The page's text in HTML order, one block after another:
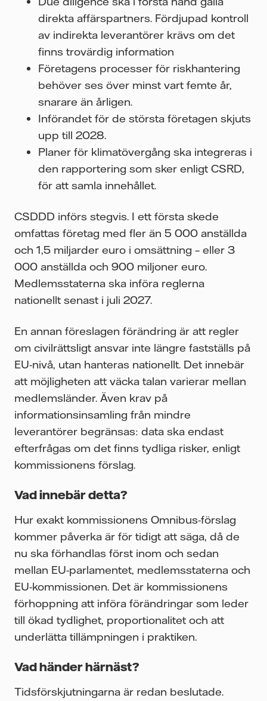
direkta affärspartners. Fördjupad kontroll
av indirekta leverantörer krävs om det
finns trovärdig information
Företagens processer för riskhantering
behöver ses över minst vart femte år,
snarare än årligen.
Införandet för de största företagen skjuts
upp till 2028.
Planer för klimatövergång ska integreras i
den rapportering som sker enligt CSRD,
för att samla innehållet.
CSDDD införs stegvis. I ett första skede
omfattas företag med fler än 5 000 anställda
och 1,5 miljarder euro i omsättning – eller 3
000 anställda och 900 miljoner euro.
Medlemsstaterna ska införa reglerna
nationellt senast i juli 2027.
En annan föreslagen förändring är att regler
om civilrättsligt ansvar inte längre fastställs på
EU-nivå, utan hanteras nationellt. Det innebär
att möjligheten att väcka talan varierar mellan
medlemsländer. Även krav på
informationsinsamling från mindre
leverantörer begränsas: data ska endast
efterfrågas om det finns tydliga risker, enligt
kommissionens förslag.
Vad innebär detta?
Hur exakt kommissionens Omnibus-förslag
kommer påverka är för tidigt att säga, då de
nu ska förhandlas först inom och sedan
mellan EU-parlamentet, medlemsstaterna och
EU-kommissionen. Det är kommissionens
förhoppning att införa förändringar som leder
till ökad tydlighet, proportionalitet och att
underlätta tillämpningen i praktiken.
Vad händer härnäst?
Tidsförskjutningarna är redan beslutade.